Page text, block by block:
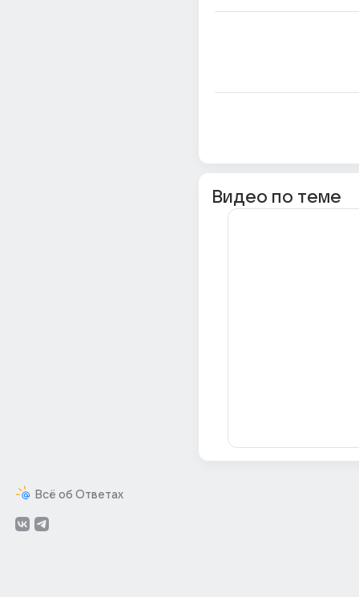
Всё об Ответах
Видео по теме